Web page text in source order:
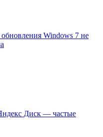
обновления Windows 7 не
Диск — частые